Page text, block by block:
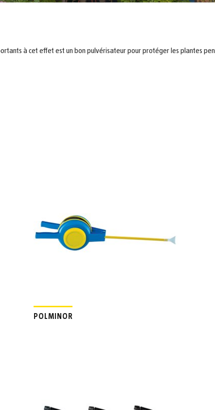
à cet effet est un bon pulvérisateur pour protéger les plantes
POLMINOR